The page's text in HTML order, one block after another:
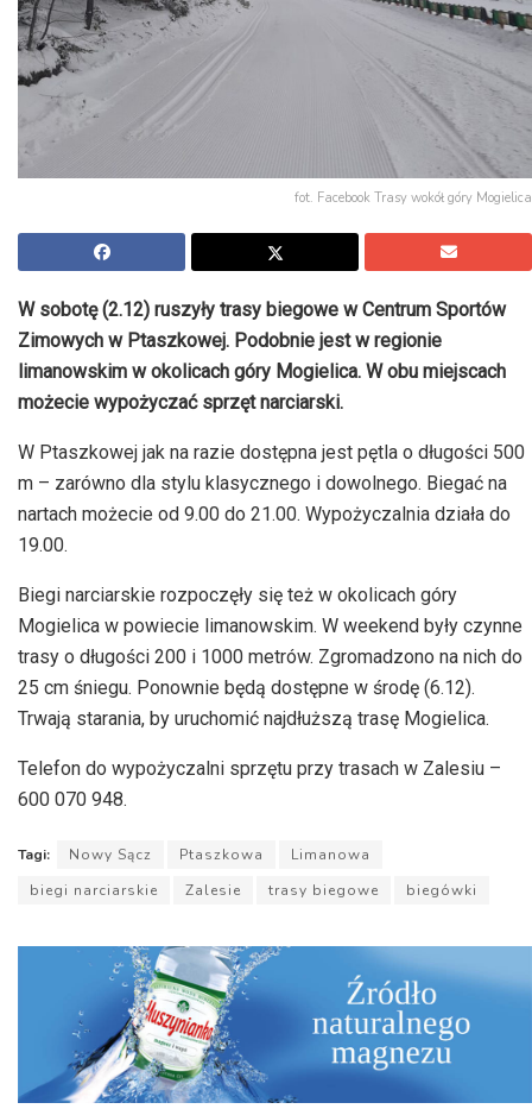
fot. Facebook Trasy wokół góry Mogielica
W sobotę (2.12) ruszyły trasy biegowe w Centrum Sportów
Zimowych w Ptaszkowej. Podobnie jest w regionie
limanowskim w okolicach góry Mogielica. W obu miejscach
możecie wypożyczać sprzęt narciarski.
W Ptaszkowej jak na razie dostępna jest pętla o długości 500
m – zarówno dla stylu klasycznego i dowolnego. Biegać na
nartach możecie od 9.00 do 21.00. Wypożyczalnia działa do
19.00.
Biegi narciarskie rozpoczęły się też w okolicach góry
Mogielica w powiecie limanowskim. W weekend były czynne
trasy o długości 200 i 1000 metrów. Zgromadzono na nich do
25 cm śniegu. Ponownie będą dostępne w środę (6.12).
Trwają starania, by uruchomić najdłuższą trasę Mogielica.
Telefon do wypożyczalni sprzętu przy trasach w Zalesiu –
600 070 948.
Tagi: Nowy Sącz Ptaszkowa
Limanowa
biegi narciarskie
Zalesie trasy biegowe biegówki